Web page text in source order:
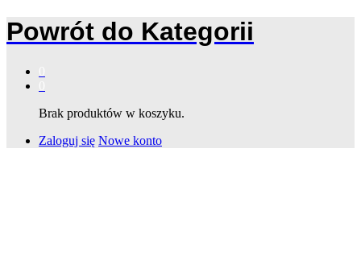
Powrót do Kategorii
Brak produktów w koszyku.
Zaloguj się Nowe konto